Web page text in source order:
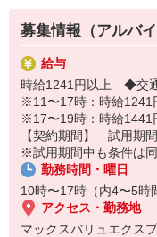
4月から新大学1年生に
とっても簡単なお仕事
学校 / 家事 / 趣味の合間
ゼロからしっかりお仕事
またマニュアルや先輩の
困ったことはなんでもお
＜ママさんも応援！！ ス
お店では、子育てママや
たくさん活躍中！！ だか
募集情報（アルバ
給与
時給1241円以上 ◆交
※11〜17時：時給1241
※17〜19時：時給1441
【契約期間】 試用期
※試用期間中も条件は
勤務時間・曜日
10時〜17時（内4〜5時
アクセス・勤務地
マックスバリュエクス